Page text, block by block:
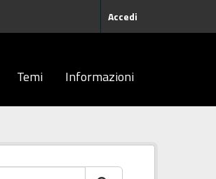
Accedi
Temi Informazioni